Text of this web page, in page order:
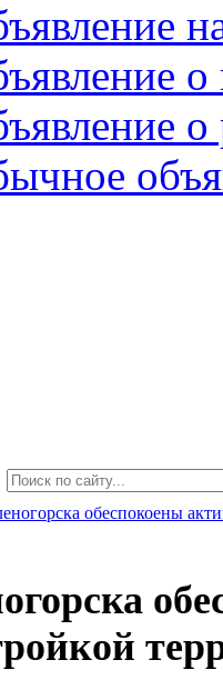
о
обеспокоены